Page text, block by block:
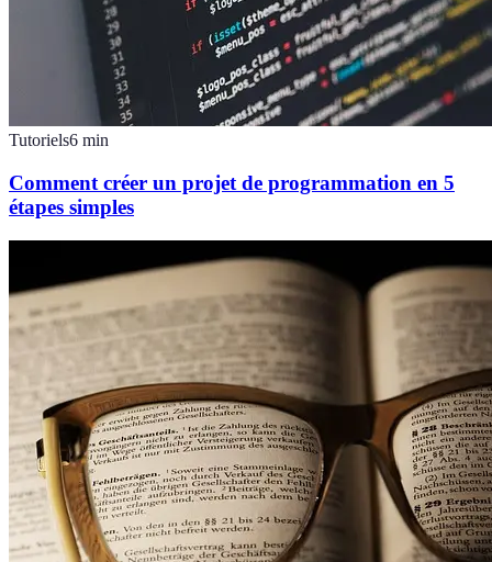
Tutoriels6 min
Comment créer un projet de programmation en 5
étapes simples